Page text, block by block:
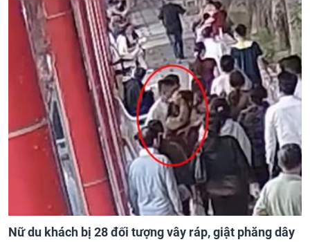
Nữ du khách bị 28 đối tượng vây ráp, giật phăng dây